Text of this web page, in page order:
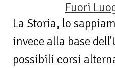
Fuori
La Storia, lo
invece alla base
possibili corsi